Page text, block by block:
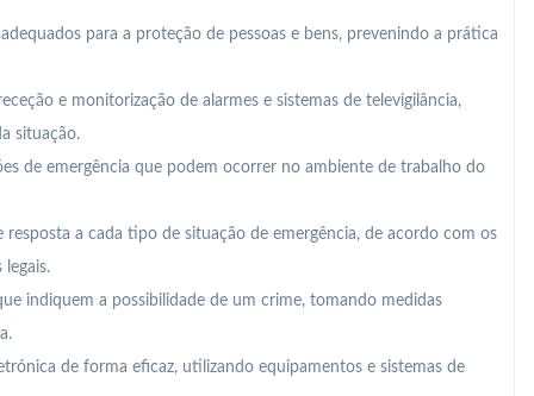
para a proteção de pessoas e bens, prevenindo a prática
e monitorização de alarmes e sistemas de televigilância,
situação.
de emergência que podem ocorrer no ambiente de trabalho do
a cada tipo de situação de emergência, de acordo com os
legais.
indiquem a possibilidade de um crime, tomando medidas
de forma eficaz, utilizando equipamentos e sistemas de